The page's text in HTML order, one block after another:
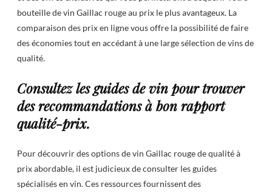
bouteille de vin Gaillac rouge au prix le plus avantageux. La
comparaison des prix en ligne vous offre la possibilité de faire
des économies tout en accédant à une large sélection de vins de
qualité.
Consultez les guides de vin pour trouver
des recommandations à bon rapport
qualité-prix.
Pour découvrir des options de vin Gaillac rouge de qualité à
prix abordable, il est judicieux de consulter les guides
spécialisés en vin. Ces ressources fournissent des